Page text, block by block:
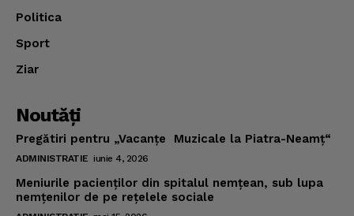
Politica
Sport
Ziar
Noutăţi
Pregătiri pentru „Vacanţe Muzicale la Piatra-Neamţ“
ADMINISTRATIE iunie 4, 2026
Meniurile pacienţilor din spitalul nemţean, sub lupa
nemţenilor de pe reţelele sociale